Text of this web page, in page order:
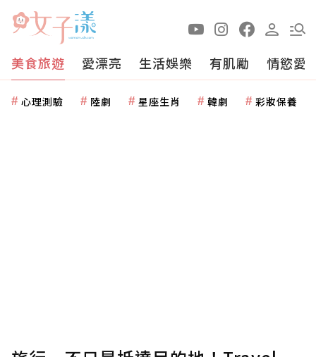
美食旅遊 愛漂亮 生活娛樂 有肌勵 情慾愛
心理測驗 陸劇 星座生肖 韓劇 彩妝保養